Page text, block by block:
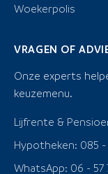
Woekerpolis
VRAGEN OF
Onze experts
keuzemenu.
Lijfrente &
Hypotheken: 085 -
WhatsApp: 06 - 57